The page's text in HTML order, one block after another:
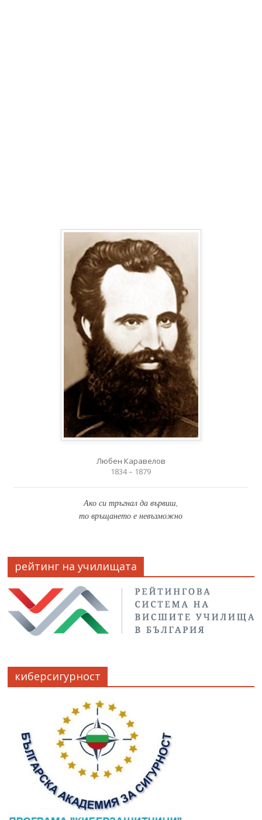
Любен Каравелов
1834 – 1879
Ако си тръгнал да вървиш,
то връщането е невъзможно
рейтинг на училищата
киберсигурност